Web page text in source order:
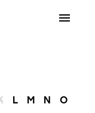
L M N O